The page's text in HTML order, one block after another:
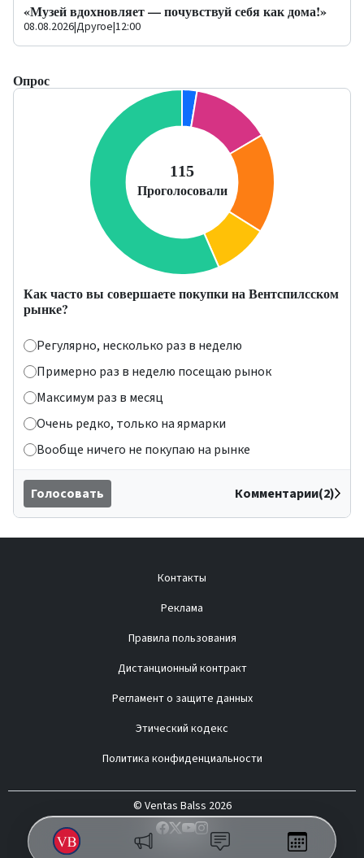
«Музей вдохновляет — почувствуй себя как дома!»
08.08.2026|Другое|12:00
Опрос
Как часто вы совершаете покупки на Вентспилсском
рынке?
Регулярно, несколько раз в неделю
Примерно раз в неделю посещаю рынок
Максимум раз в месяц
Очень редко, только на ярмарки
Вообще ничего не покупаю на рынке
Голосовать Комментарии(2)
Контакты
Реклама
Правила пользования
Дистанционный контракт
Регламент о защите данных
Этический кодекс
Политика конфиденциальности
© Ventas Balss 2026